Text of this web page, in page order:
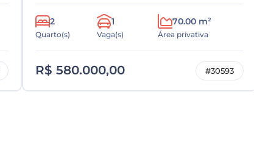
2
Quarto(s)
1
Vaga(s)
70.00 m²
Área privativa
R$ 580.000,00 #30593